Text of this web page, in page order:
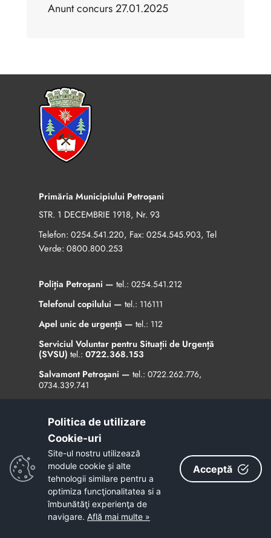
Anunt concurs 27.01.2025
Primăria Municipiului Petroșani
STR. 1 DECEMBRIE 1918, Nr. 93
Telefon: 0254.541.220, Fax: 0254.545.903, Tel
Verde: 0800.800.253
Poliția Petroșani — tel.: 0254.541.212
Telefonul copilului — tel.: 116111
Apel unic de urgență — tel.: 112
Serviciul Voluntar pentru Situații de Urgență
(SVSU) tel.: 0722.368.153
Salvamont Petroșani — tel.: 0722.262.776,
0734.339.741
Administrație
AGENȚIA PENTRU DEZVOLTARE REGIONALĂ VEST
Regulament - protecția datelor
Politica de utilizare
Cookie-uri‎
Site-ul nostru utilizează
module cookie și alte
tehnologii similare pentru a
optimiza funcţionalitatea si a
îmbunătăţi experienţa de
navigare. Află mai multe »
Acceptă